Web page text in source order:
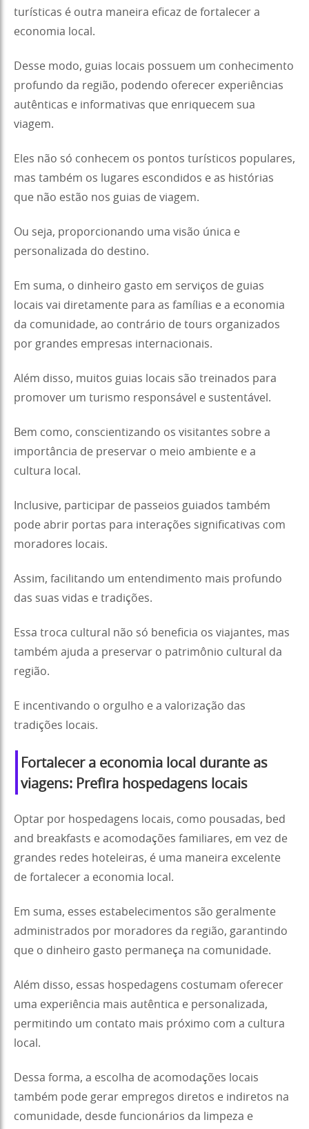
turísticas é outra maneira eficaz de fortalecer a
economia local.
Desse modo, guias locais possuem um conhecimento
profundo da região, podendo oferecer experiências
autênticas e informativas que enriquecem sua
viagem.
Eles não só conhecem os pontos turísticos populares,
mas também os lugares escondidos e as histórias
que não estão nos guias de viagem.
Ou seja, proporcionando uma visão única e
personalizada do destino.
Em suma, o dinheiro gasto em serviços de guias
locais vai diretamente para as famílias e a economia
da comunidade, ao contrário de tours organizados
por grandes empresas internacionais.
Além disso, muitos guias locais são treinados para
promover um turismo responsável e sustentável.
Bem como, conscientizando os visitantes sobre a
importância de preservar o meio ambiente e a
cultura local.
Inclusive, participar de passeios guiados também
pode abrir portas para interações significativas com
moradores locais.
Assim, facilitando um entendimento mais profundo
das suas vidas e tradições.
Essa troca cultural não só beneficia os viajantes, mas
também ajuda a preservar o patrimônio cultural da
região.
E incentivando o orgulho e a valorização das
tradições locais.
Fortalecer a economia local durante as
viagens: Prefira hospedagens locais
Optar por hospedagens locais, como pousadas, bed
and breakfasts e acomodações familiares, em vez de
grandes redes hoteleiras, é uma maneira excelente
de fortalecer a economia local.
Em suma, esses estabelecimentos são geralmente
administrados por moradores da região, garantindo
que o dinheiro gasto permaneça na comunidade.
Além disso, essas hospedagens costumam oferecer
uma experiência mais autêntica e personalizada,
permitindo um contato mais próximo com a cultura
local.
Dessa forma, a escolha de acomodações locais
também pode gerar empregos diretos e indiretos na
comunidade, desde funcionários da limpeza e